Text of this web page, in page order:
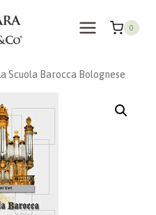
0
La Scuola Barocca Bolognese